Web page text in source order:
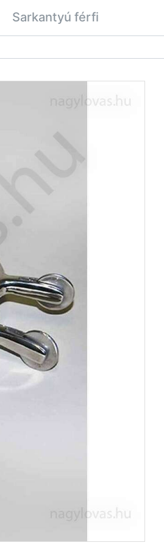
Sarkantyú férfi